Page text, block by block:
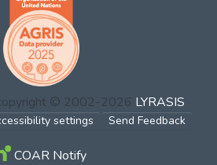
© 2002-2026 LYRASIS
settings Send Feedback
COAR Notify